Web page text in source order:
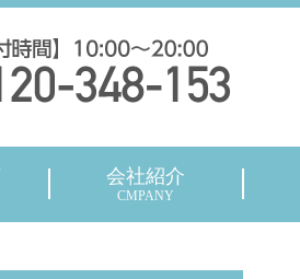
会社紹介
CMPANY